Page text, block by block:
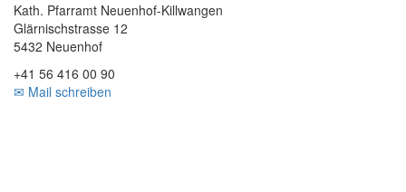
Kath. Pfarramt Neuenhof-Killwangen
Glärnischstrasse 12
5432 Neuenhof
+41 56 416 00 90
✉ Mail schreiben